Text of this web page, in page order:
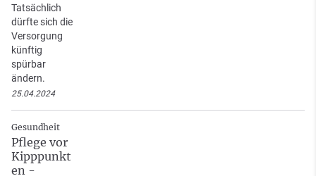
Tatsächlich
dürfte sich die
Versorgung
künftig
spürbar
ändern.
25.04.2024
Gesundheit
Pflege vor
Kipppunkt
en -